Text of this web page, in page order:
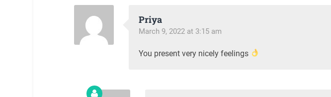
Priya
March 9, 2022 at 3:15 am
You present very nicely feelings